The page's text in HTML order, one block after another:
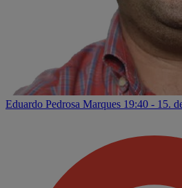
Eduardo Pedrosa Marques 19:40 - 15.